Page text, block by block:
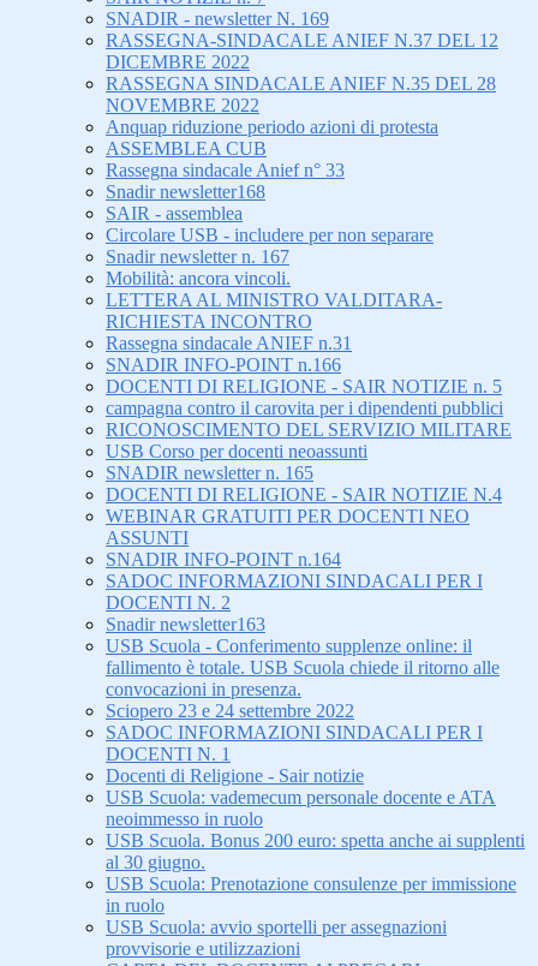
SNADIR - newsletter N. 169
RASSEGNA-SINDACALE ANIEF N.37 DEL 12
DICEMBRE 2022
RASSEGNA SINDACALE ANIEF N.35 DEL 28
NOVEMBRE 2022
Anquap riduzione periodo azioni di protesta
ASSEMBLEA CUB
Rassegna sindacale Anief n° 33
Snadir newsletter168
SAIR - assemblea
Circolare USB - includere per non separare
Snadir newsletter n. 167
Mobilità: ancora vincoli.
LETTERA AL MINISTRO VALDITARA-
RICHIESTA INCONTRO
Rassegna sindacale ANIEF n.31
SNADIR INFO-POINT n.166
DOCENTI DI RELIGIONE - SAIR NOTIZIE n. 5
campagna contro il carovita per i dipendenti pubblici
RICONOSCIMENTO DEL SERVIZIO MILITARE
USB Corso per docenti neoassunti
SNADIR newsletter n. 165
DOCENTI DI RELIGIONE - SAIR NOTIZIE N.4
WEBINAR GRATUITI PER DOCENTI NEO
ASSUNTI
SNADIR INFO-POINT n.164
SADOC INFORMAZIONI SINDACALI PER I
DOCENTI N. 2
Snadir newsletter163
USB Scuola - Conferimento supplenze online: il
fallimento è totale. USB Scuola chiede il ritorno alle
convocazioni in presenza.
Sciopero 23 e 24 settembre 2022
SADOC INFORMAZIONI SINDACALI PER I
DOCENTI N. 1
Docenti di Religione - Sair notizie
USB Scuola: vademecum personale docente e ATA
neoimmesso in ruolo
USB Scuola. Bonus 200 euro: spetta anche ai supplenti
al 30 giugno.
USB Scuola: Prenotazione consulenze per immissione
in ruolo
USB Scuola: avvio sportelli per assegnazioni
provvisorie e utilizzazioni